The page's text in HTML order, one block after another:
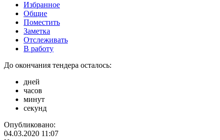
Избранное
Общие
Поместить
Заметка
Отслеживать
В работу
До окончания тендера осталось:
дней
часов
минут
секунд
Опубликовано:
04.03.2020 11:07